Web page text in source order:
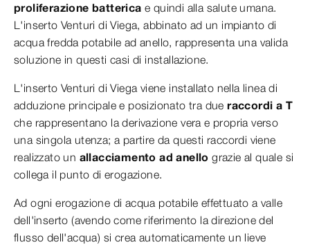
proliferazione batterica e quindi alla salute umana.
L'inserto Venturi di Viega, abbinato ad un impianto di
acqua fredda potabile ad anello, rappresenta una valida
soluzione in questi casi di installazione.
L'inserto Venturi di Viega viene installato nella linea di
adduzione principale e posizionato tra dueraccordi a T
che rappresentano la derivazione vera e propria verso
una singola utenza; a partire da questi raccordi viene
realizzato un allacciamento ad anello grazie al quale si
collega il punto di erogazione.
Ad ogni erogazione di acqua potabile effettuato a valle
dell'inserto (avendo come riferimento la direzione del
flusso dell'acqua) si crea automaticamente un lieve